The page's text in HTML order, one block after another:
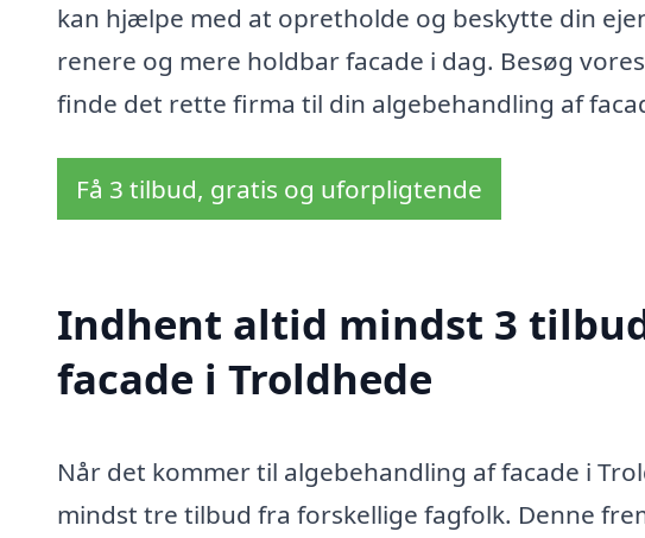
kan hjælpe med at opretholde og beskytte din
renere og mere holdbar facade i dag. Besøg
finde det rette firma til din algebehandling af
Få 3 tilbud, gratis og uforpligtende
Indhent altid mindst 3
facade i Troldhede
Når det kommer til algebehandling af facade i
mindst tre tilbud fra forskellige fagfolk. Denne